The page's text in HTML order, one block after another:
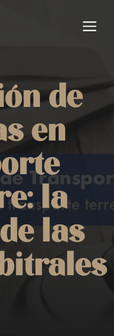
de
en
la
las